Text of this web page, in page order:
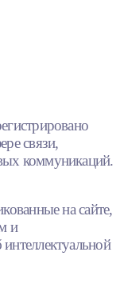
связи,
коммуникаций.
на сайте,
и